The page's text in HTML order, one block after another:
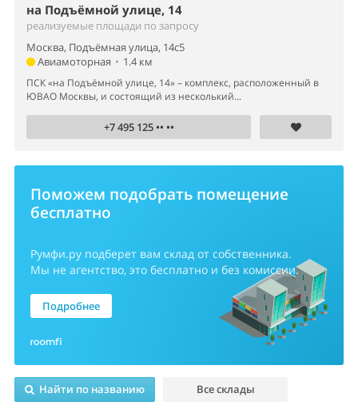
на Подъёмной улице, 14
реализуемые площади по запросу
Москва, Подъёмная улица, 14с5
Авиамоторная • 1.4 км
ПСК «на Подъёмной улице, 14» – комплекс, расположенный в
ЮВАО Москвы, и состоящий из несколький...
+7 495 125 •• ••
Поможем подобрать помещение
бесплатно
Румфи.ру подберет вам склад от собственника.
Мы не агентство, это бесплатно и без комиссии.
Подробнее
Найти по названию Все склады